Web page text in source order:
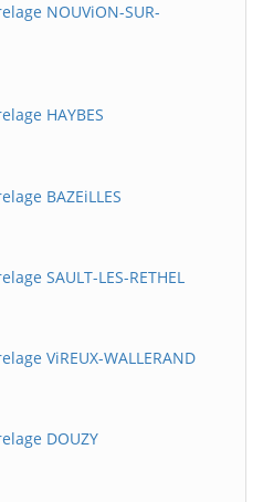
NOUViON-SUR-
HAYBES
BAZEiLLES
SAULT-LES-RETHEL
ViREUX-WALLERAND
DOUZY